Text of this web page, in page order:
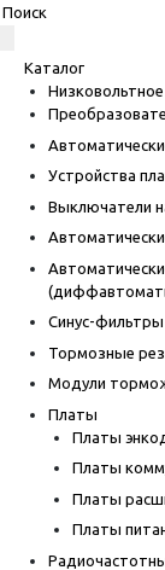
Каталог
Устройства
Выключатели
Синус-фильтры
Тормозные
Модули
Платы
Платы
Платы
Платы
Платы